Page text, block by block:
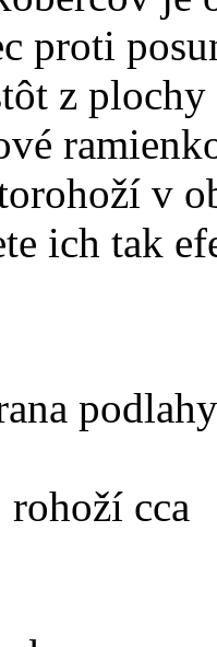
proti
z
v
ich tak
cca